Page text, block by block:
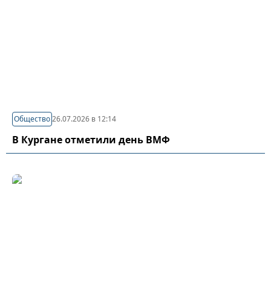
Общество26.07.2026 в 12:14
В Кургане отметили день ВМФ